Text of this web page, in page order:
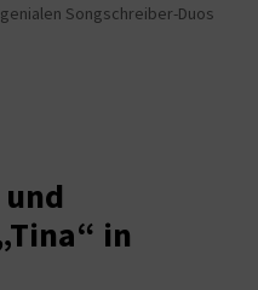
Songschreiber-Duos
in